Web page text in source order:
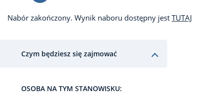
Nabór zakończony. Wynik naboru dostępny jest TUTAJ
Czym będziesz się zajmować
OSOBA NA TYM STANOWISKU: